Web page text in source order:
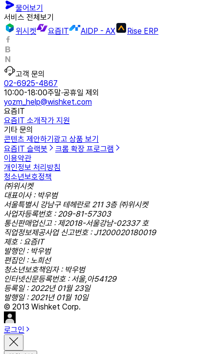
물어보기
서비스 전체보기
위시켓
요즘IT AIDP - AX Rise ERP
고객 문의
02-6925-4867
10:00-18:00주말·공휴일 제외
yozm_help@wishket.com
요즘IT
요즘IT 소개작가 지원
기타 문의
콘텐츠 제안하기 광고 상품 보기
요즘IT 슬랙봇
크롬 확장 프로그램
이용약관
개인정보 처리방침
청소년보호정책
㈜위시켓
대표이사 : 박우범
서울특별시 강남구 테헤란로 211 3층 ㈜위시켓
사업자등록번호 : 209-81-57303
통신판매업신고 : 제2018-서울강남-02337 호
직업정보제공사업 신고번호 : J1200020180019
제호 : 요즘IT
발행인 : 박우범
편집인 : 노희선
청소년보호책임자 : 박우범
인터넷신문등록번호 : 서울,아54129
등록일 : 2022년 01월 23일
발행일 : 2021년 01월 10일
© 2013 Wishket Corp.
로그인